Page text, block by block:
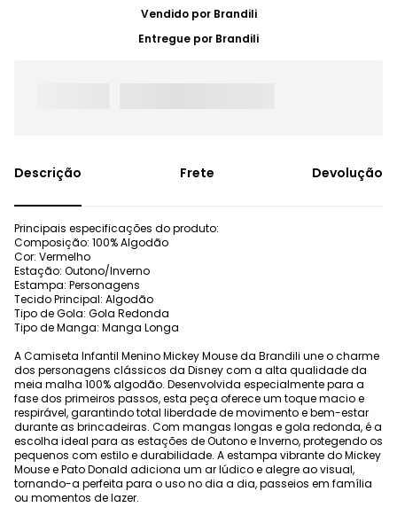
Vendido por Brandili
Entregue por Brandili
Frete Devolução
Principais especificações do produto:
Composição: 100% Algodão
Cor: Vermelho
Estação: Outono/Inverno
Estampa: Personagens
Tecido Principal: Algodão
Tipo de Gola: Gola Redonda
Tipo de Manga: Manga Longa
A Camiseta Infantil Menino Mickey Mouse da Brandili une o charme
dos personagens clássicos da Disney com a alta qualidade da
meia malha 100% algodão. Desenvolvida especialmente para a
fase dos primeiros passos, esta peça oferece um toque macio e
respirável, garantindo total liberdade de movimento e bem-estar
durante as brincadeiras. Com mangas longas e gola redonda, é a
escolha ideal para as estações de Outono e Inverno, protegendo os
pequenos com estilo e durabilidade. A estampa vibrante do Mickey
Mouse e Pato Donald adiciona um ar lúdico e alegre ao visual,
tornando-a perfeita para o uso no dia a dia, passeios em família
ou momentos de lazer.